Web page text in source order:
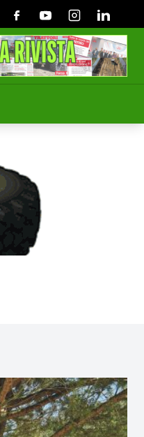
FacebookYoutubeInstagramLinkedin